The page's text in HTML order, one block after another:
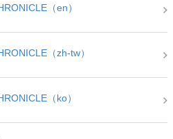
（en）
（zh-tw）
（ko）